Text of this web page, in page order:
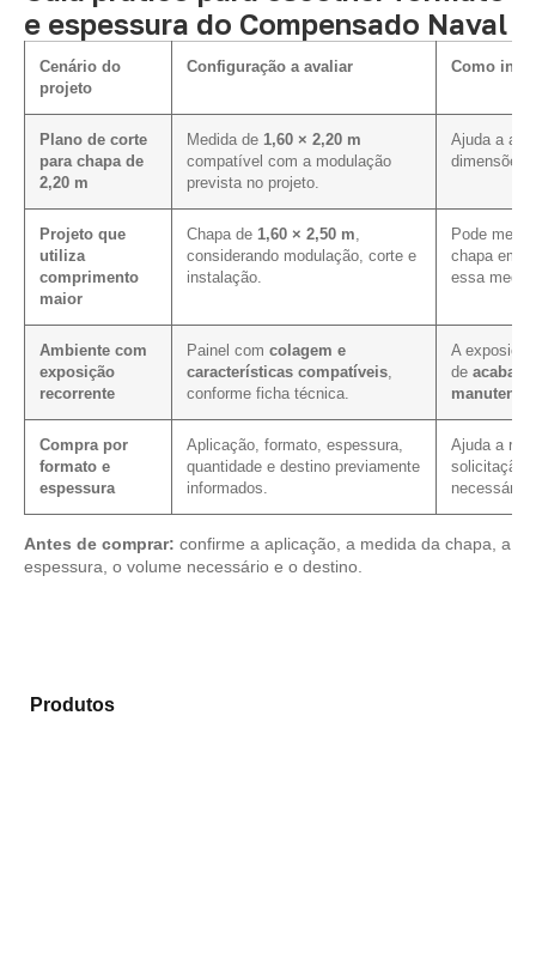
e espessura do Compensado Naval
Cenário do
projeto
Configuração a avaliar Como
Plano de corte
para chapa de
2,20 m
Medida de 1,60 × 2,20 m
compatível com a modulação
prevista no projeto.
Ajuda a
dimensões
Projeto que
utiliza
comprimento
maior
Chapa de 1,60 × 2,50 m
considerando modulação, corte e
instalação.
Pode
chapa em
essa
Ambiente com
exposição
recorrente
Painel com colagem e
características compatíveis
conforme ficha técnica.
A
de
Compra por
formato e
espessura
Aplicação, formato, espessura,
quantidade e destino previamente
informados.
Ajuda a
solicitação,
necessário.
Antes de comprar: confirme a aplicação, a medida da chapa, a
espessura, o volume necessário e o destino.
Produtose selecione o produto mais adequado para